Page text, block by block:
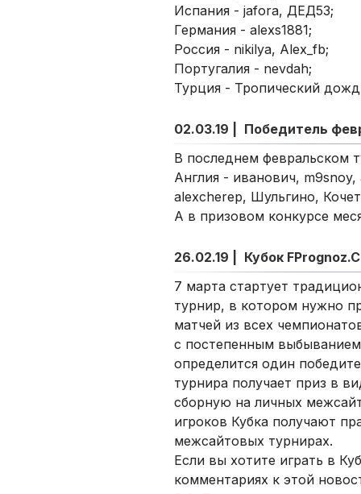
Испания - jafora, ДЕД53;
Германия - alexs1881;
Россия - nikilya, Alex_fb;
Португалия - nevdah;
Турция - Тропический
02.03.19 |
Победитель
В последнем февральском
Англия - иванович,
alexcherep, Шульгино,
А в призовом конкурсе
26.02.19 |
Кубок
7 марта стартует
турнир, в котором нужно
матчей из всех
с постепенным
определится один
турнира получает приз в
сборную на личных
игроков Кубка получают
межсайтовых турнирах.
Если вы хотите играть в
комментариях к этой